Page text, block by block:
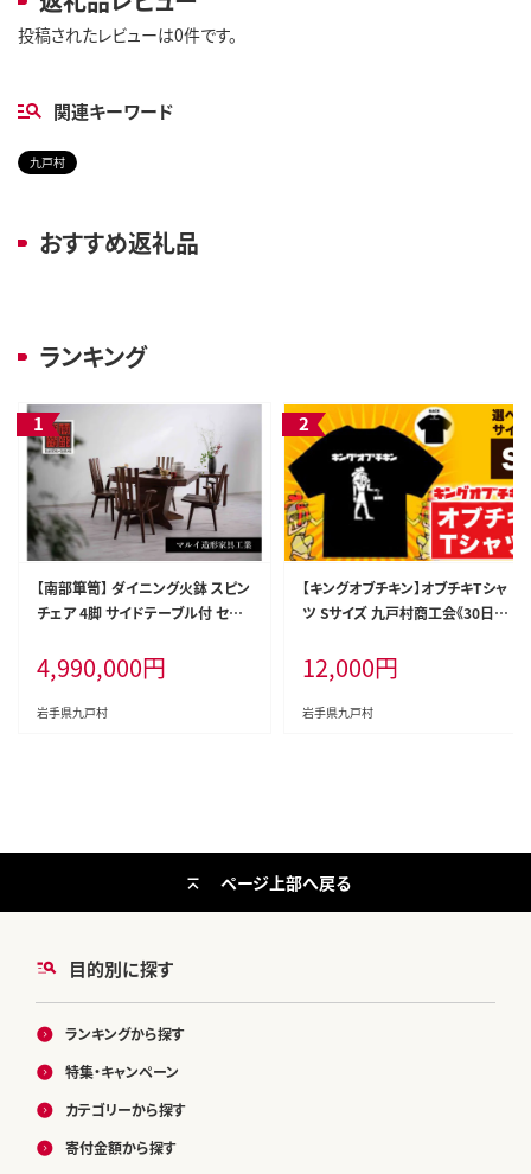
投稿されたレビューは0件です。
関連キーワード
九戸村
おすすめ返礼品
ランキング
【南部箪笥】 ダイニング火鉢 スピン
チェア 4脚 サイドテーブル付 セッ
ーブル 椅子 伝統工芸 インテリア
おしゃれ 火鉢 岩手県 九戸村 マル
イ造形家具工業 《受注制作につき
4,990,000円
岩手県九戸村
【キングオブチキン】オブチキTシャ
ツ Sサイズ 九戸村商工会《30日以
九戸村 Tシャツ 服---isk_shkoob
uchikit_30d_22_12000_s---
12,000円
岩手県九戸村
目的別に探す
ランキングから探す
特集・キャンペーン
カテゴリーから探す
寄付金額から探す
ページ上部へ戻る